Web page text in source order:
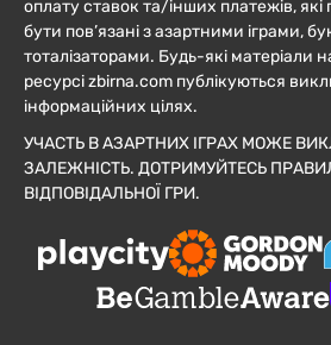
оплату ставок та/інших платежів, які
бути пов’язані з азартними іграми,
тоталізаторами. Будь-які матеріали
ресурсі zbirna.com публікуються
інформаційних цілях.
УЧАСТЬ В АЗАРТНИХ ІГРАХ МОЖЕ
ЗАЛЕЖНІСТЬ. ДОТРИМУЙТЕСЬ
ВІДПОВІДАЛЬНОЇ ГРИ.